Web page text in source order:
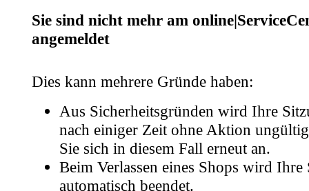
Sie sind nicht mehr am
angemeldet
Dies kann mehrere Gründe haben:
Aus Sicherheitsgründen wird Ihre
nach einiger Zeit ohne Aktion
Sie sich in diesem Fall erneut an.
Beim Verlassen eines Shops wird Ihre
automatisch beendet.